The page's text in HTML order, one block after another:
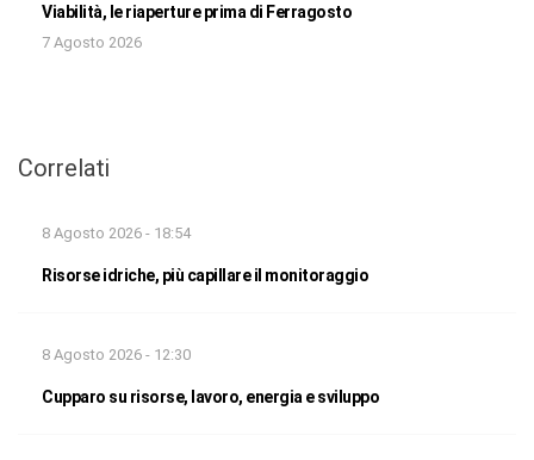
Viabilità, le riaperture prima di Ferragosto
7 Agosto 2026
Correlati
8 Agosto 2026 - 18:54
Risorse idriche, più capillare il monitoraggio
8 Agosto 2026 - 12:30
Cupparo su risorse, lavoro, energia e sviluppo